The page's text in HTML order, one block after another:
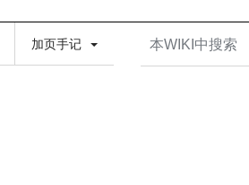
加页手记